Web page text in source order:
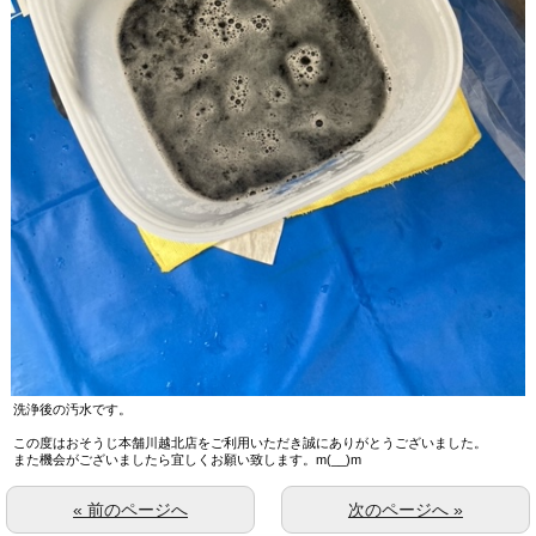
洗浄後の汚水です。
この度はおそうじ本舗川越北店をご利用いただき誠にありがとうございました。
また機会がございましたら宜しくお願い致します。m(__)m
次のページへ »
« 前のページへ